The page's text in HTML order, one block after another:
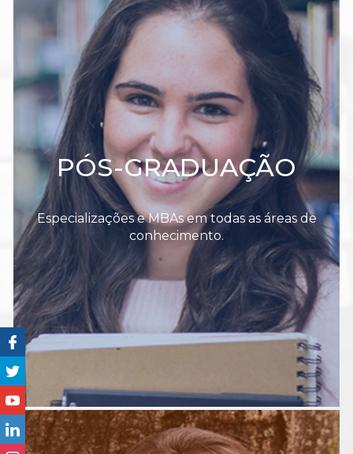
PÓS-GRADUAÇÃO
Especializações e MBAs em todas as áreas de
conhecimento.